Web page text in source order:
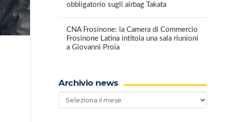
obbligatorio sugli airbag Takata
CNA Frosinone: la Camera di Commercio
Frosinone Latina intitola una sala riunioni
a Giovanni Proia
Archivio news
Archivio
news